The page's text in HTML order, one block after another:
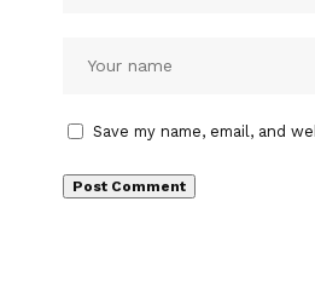
Save my name, email, and